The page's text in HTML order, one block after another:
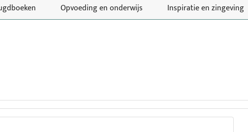
Opvoeding en onderwijs Inspiratie en zingeving